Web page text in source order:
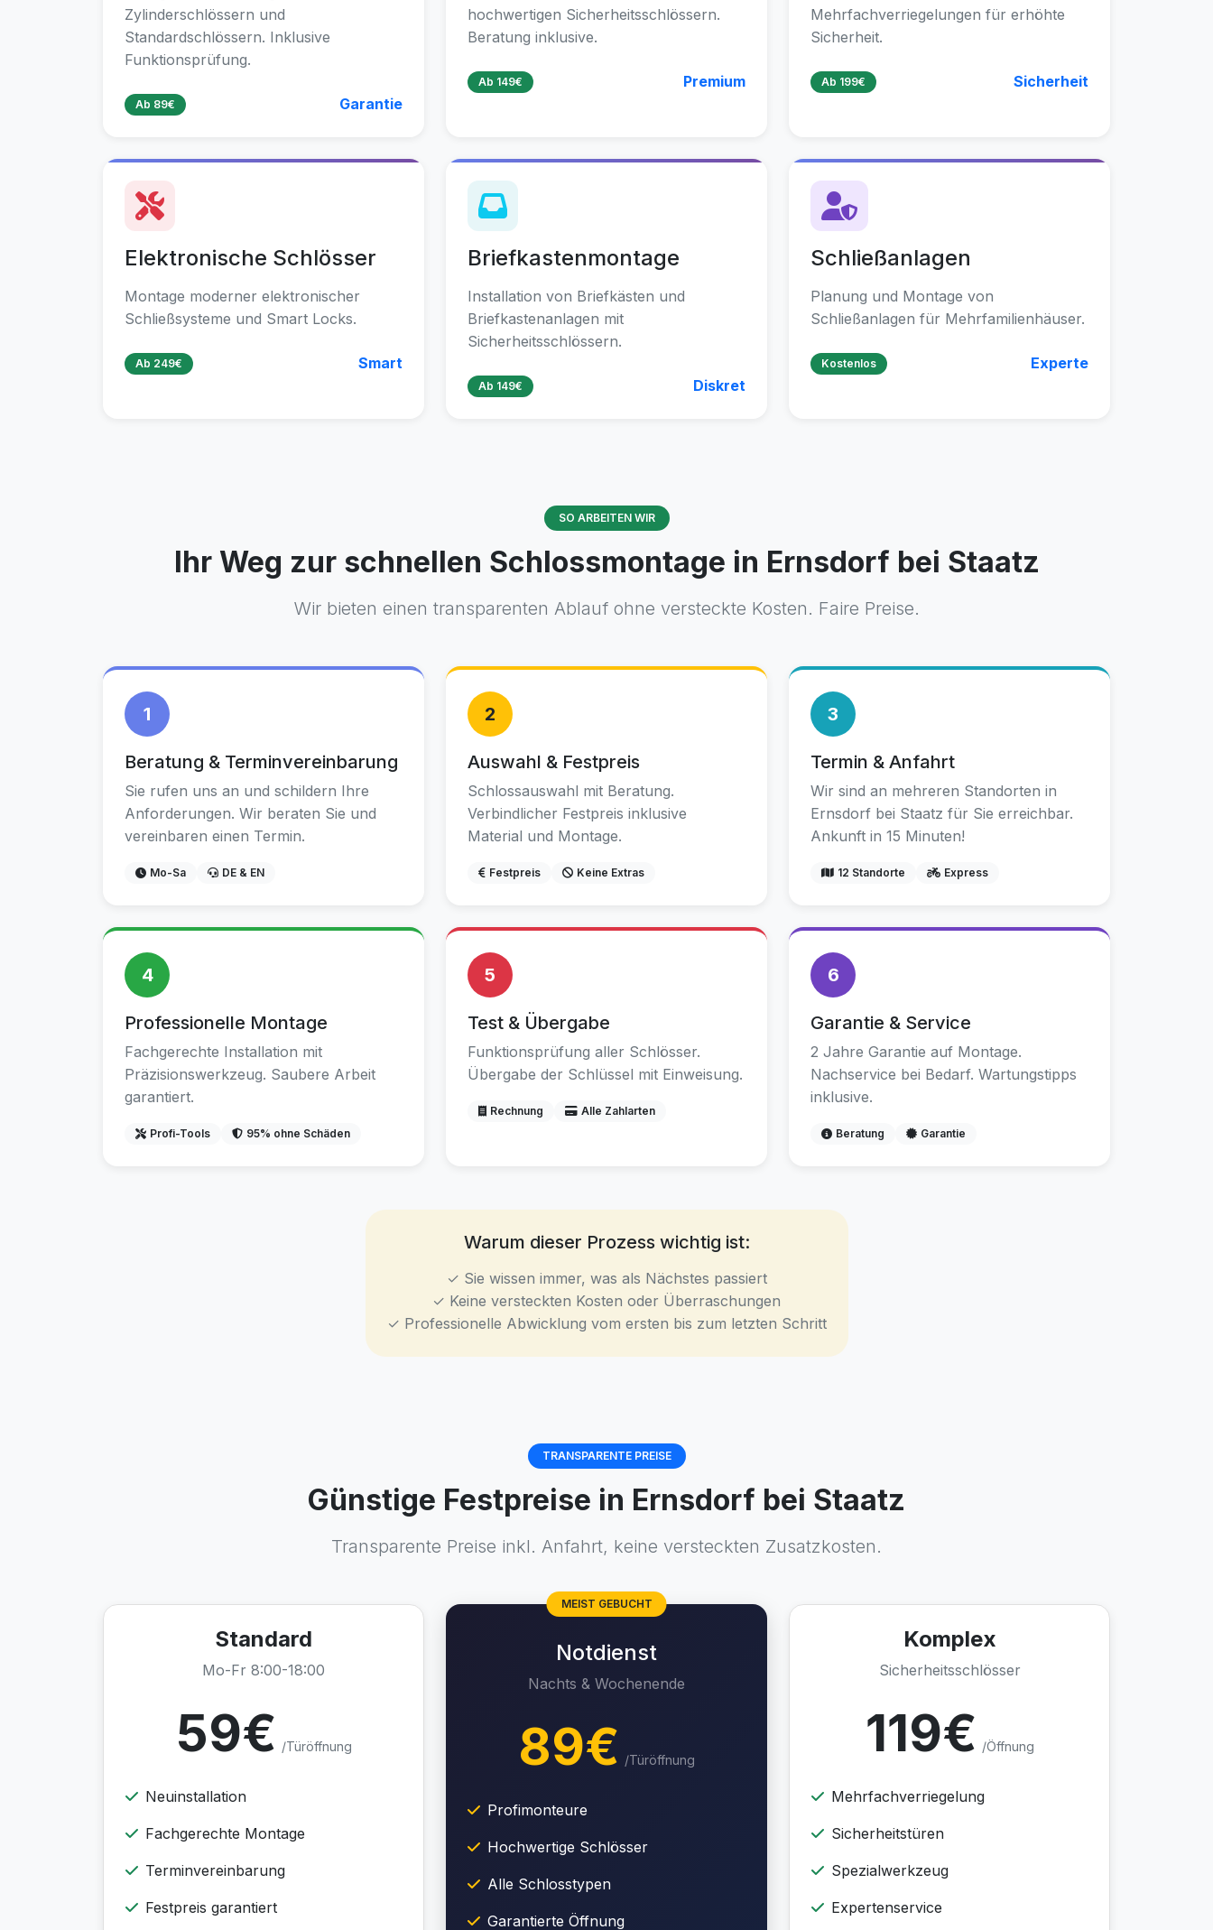
Zylinderschlössern und
Standardschlössern. Inklusive
Funktionsprüfung.
Ab 89€ Garantie
hochwertigen Sicherheitsschlössern.
Beratung inklusive.
Ab 149€ Premium
Mehrfachverriegelungen für erhöhte
Sicherheit.
Ab 199€ Sicherheit
Elektronische Schlösser
Montage moderner elektronischer
Schließsysteme und Smart Locks.
Ab 249€ Smart
Briefkastenmontage
Installation von Briefkästen und
Briefkastenanlagen mit
Sicherheitsschlössern.
Ab 149€ Diskret
Schließanlagen
Planung und Montage von
Schließanlagen für Mehrfamilienhäuser.
Kostenlos Experte
SO ARBEITEN WIR
Ihr Weg zur schnellen Schlossmontage in Ernsdorf bei Staatz
Wir bieten einen transparenten Ablauf ohne versteckte Kosten. Faire Preise.
1
Beratung & Terminvereinbarung
Sie rufen uns an und schildern Ihre
Anforderungen. Wir beraten Sie und
vereinbaren einen Termin.
Mo-Sa DE & EN
2
Auswahl & Festpreis
Schlossauswahl mit Beratung.
Verbindlicher Festpreis inklusive
Material und Montage.
Festpreis Keine Extras
3
Termin & Anfahrt
Wir sind an mehreren Standorten in
Ernsdorf bei Staatz für Sie erreichbar.
Ankunft in 15 Minuten!
12 Standorte Express
4
Professionelle Montage
Fachgerechte Installation mit
Präzisionswerkzeug. Saubere Arbeit
garantiert.
Profi-Tools 95% ohne Schäden
5
Test & Übergabe
Funktionsprüfung aller Schlösser.
Übergabe der Schlüssel mit Einweisung.
Rechnung Alle Zahlarten
6
Garantie & Service
2 Jahre Garantie auf Montage.
Nachservice bei Bedarf. Wartungstipps
inklusive.
Beratung Garantie
Warum dieser Prozess wichtig ist:
✓ Sie wissen immer, was als Nächstes passiert
✓ Keine versteckten Kosten oder Überraschungen
✓ Professionelle Abwicklung vom ersten bis zum letzten Schritt
TRANSPARENTE PREISE
Günstige Festpreise in Ernsdorf bei Staatz
Transparente Preise inkl. Anfahrt, keine versteckten Zusatzkosten.
Standard
Mo-Fr 8:00-18:00
59€ /Türöffnung
Neuinstallation
Fachgerechte Montage
Terminvereinbarung
Festpreis garantiert
MEIST GEBUCHT
Notdienst
Nachts & Wochenende
89€ /Türöffnung
Profimonteure
Hochwertige Schlösser
Alle Schlosstypen
Garantierte Öffnung
Komplex
Sicherheitsschlösser
119€ /Öffnung
Mehrfachverriegelung
Sicherheitstüren
Spezialwerkzeug
Expertenservice